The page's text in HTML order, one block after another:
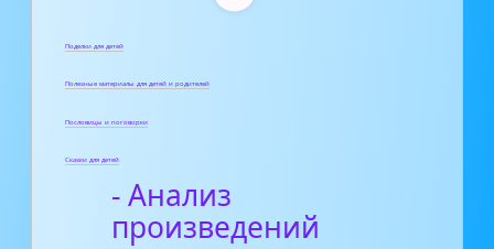
Поделки для детей
Полезные материалы для детей и родителей
Пословицы и поговорки
Сказки для детей
- Анализ
произведений